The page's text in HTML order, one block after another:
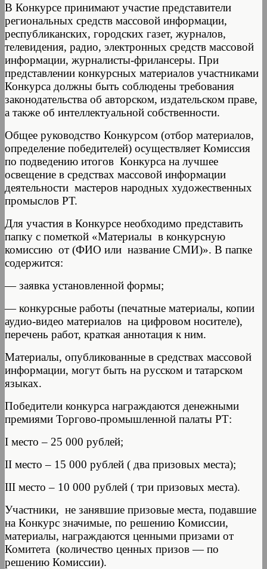
В Конкурсе принимают участие представители
региональных средств массовой информации,
республиканских, городских газет, журналов,
телевидения, радио, электронных средств массовой
информации, журналисты-фрилансеры. При
представлении конкурсных материалов участниками
Конкурса должны быть соблюдены требования
законодательства об авторском, издательском праве,
а также об интеллектуальной собственности.
Общее руководство Конкурсом (отбор материалов,
определение победителей) осуществляет Комиссия
по подведению итогов Конкурса на лучшее
освещение в средствах массовой информации
деятельности мастеров народных художественных
промыслов РТ.
Для участия в Конкурсе необходимо представить
папку с пометкой «Материалы в конкурсную
комиссию от (ФИО или название СМИ)». В папке
содержится:
— заявка установленной формы;
— конкурсные работы (печатные материалы, копии
аудио-видео материалов на цифровом носителе),
перечень работ, краткая аннотация к ним.
Материалы, опубликованные в средствах массовой
информации, могут быть на русском и татарском
языках.
Победители конкурса награждаются денежными
премиями Торгово-промышленной палаты РТ:
I место – 25 000 рублей;
II место – 15 000 рублей ( два призовых места);
III место – 10 000 рублей ( три призовых места).
Участники, не занявшие призовые места, подавшие
на Конкурс значимые, по решению Комиссии,
материалы, награждаются ценными призами от
Комитета (количество ценных призов — по
решению Комиссии).